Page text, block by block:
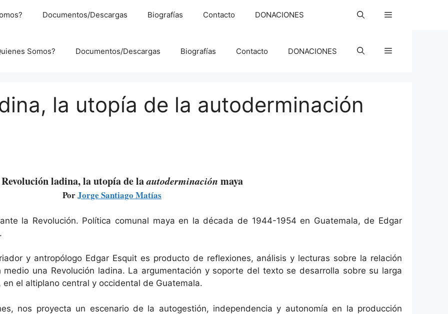
Documentos/Descargas Biografías Contacto DONACIONES
Somos? Documentos/Descargas Biografías Contacto DONACIONES
la utopía de la autoderminación
ladina, la utopía de laautoderminación maya
PorJorge Santiago Matías
la Revolución. Política comunal maya en la década de 1944-1954 en Guatemala, de Edgar
y antropólogo Edgar Esquit es producto de reflexiones, análisis y lecturas sobre la relación
una Revolución ladina. La argumentación y soporte del texto se desarrolla sobre su larga
el altiplano central y occidental de Guatemala.
nos proyecta un escenario de la autogestión, independencia y autonomía en la producción